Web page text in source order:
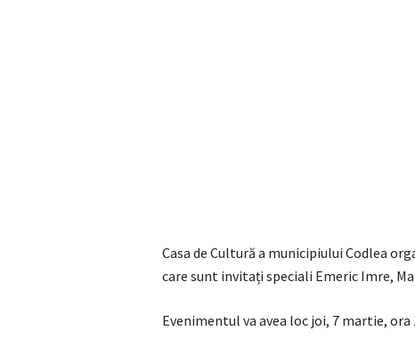
Casa de Cultură a municipiului Codlea
care sunt invitați speciali Emeric Imre,
Evenimentul va avea loc joi, 7 martie, ora